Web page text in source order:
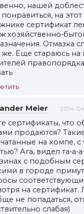
нашей
на
сертификат
хозяйственно-
Отмазка
же. Еще стараюсь на
Meier 2014-
сертификаты, что
продаются?
на компе,
Ага, видел та-а-
с подобным
в городе
на сертификат.
не попадаться,
слабая)